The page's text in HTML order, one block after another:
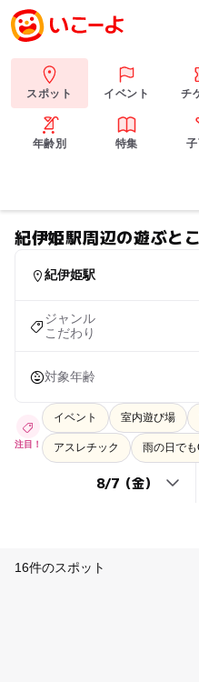
スポット イベント チ
年齢別 特集
紀伊姫駅周辺の遊ぶと
紀伊姫駅
ジャンル
こだわり
対象年齢
注目！
イベント 室内遊び場
アスレチック 雨の日でも
16件のスポット